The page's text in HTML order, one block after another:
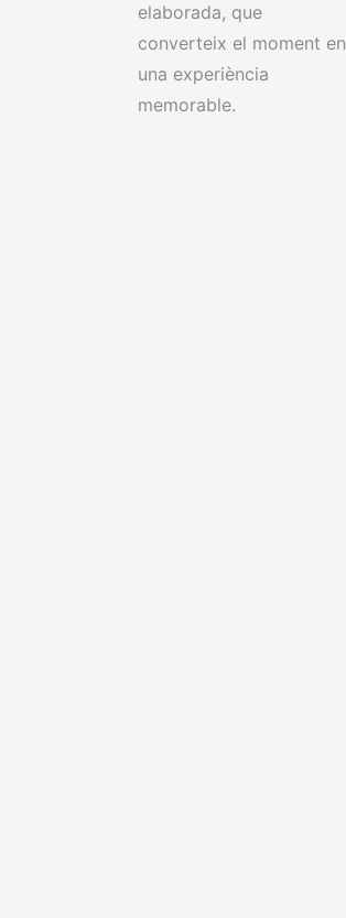
elaborada, que
converteix el moment en
una experiència
memorable.